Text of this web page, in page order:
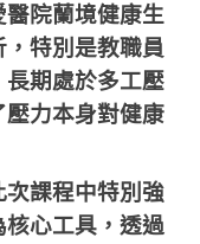
院蘭境健康生
特別是教職員
期處於多工壓
力本身對健康
課程中特別強
心工具，透過